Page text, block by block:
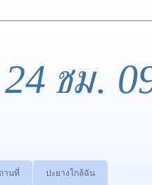
ชม.
านที่ ปะยางใกล้ฉัน